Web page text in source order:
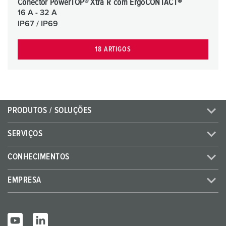
Conector PowerTOP® Xtra R com ErgoCONTACT®
16 A - 32 A
IP67 / IP69
18 ARTIGOS
PRODUTOS / SOLUÇÕES
SERVIÇOS
CONHECIMENTOS
EMPRESA